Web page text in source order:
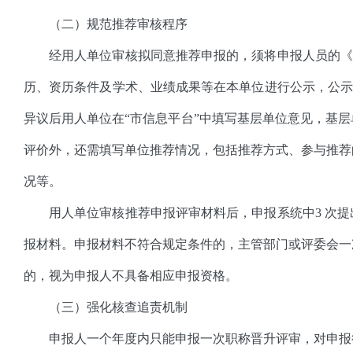
（二）规范推荐审核程序
经用人单位审核拟同意推荐申报的，须将申报人员的
历、资历条件及学术、业绩成果等在本单位进行公示，公
异议后用人单位在“市信息平台”中填写基层单位意见，基
评价外，还需填写单位推荐情况，包括推荐方式、参与推
况等。
用人单位审核推荐申报评审材料后，申报系统中3 次
报材料。申报材料不符合规定条件的，主管部门或评委会
的，视为申报人不具备相应申报资格。
（三）强化核查追责机制
申报人一个年度内只能申报一次职称晋升评审，对申